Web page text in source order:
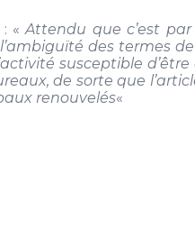
: «Attendu que c’est
des termes
susceptible
de sorte que
renouvelés«